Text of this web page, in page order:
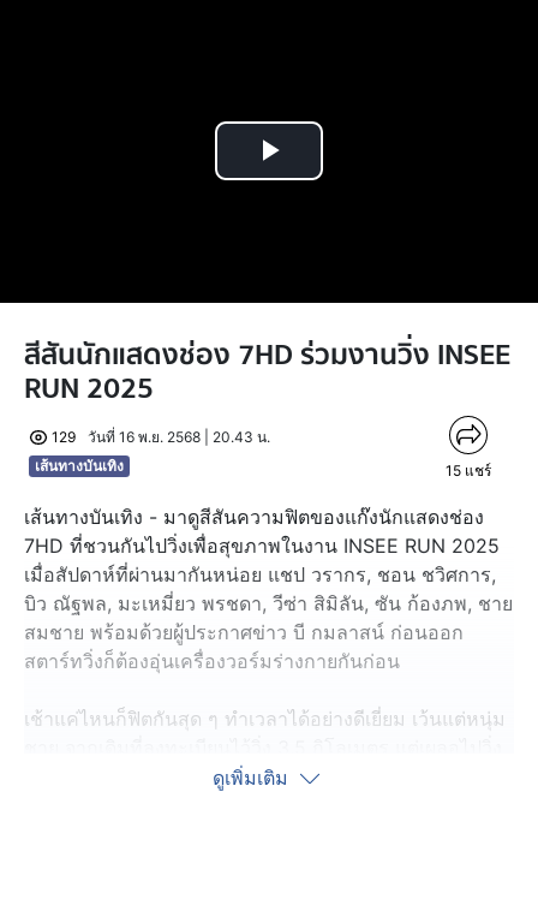
Play
สีสันนักแสดงช่อง 7HD ร่วมงานวิ่ง INSEE
RUN 2025
129
วันที่ 16 พ.ย. 2568 | 20.43 น.
เส้นทางบันเทิง
15 แชร์
เส้นทางบันเทิง - มาดูสีสันความฟิตของแก๊งนักแสดงช่อง
7HD ที่ชวนกันไปวิ่งเพื่อสุขภาพในงาน INSEE RUN 2025
เมื่อสัปดาห์ที่ผ่านมากันหน่อย แชป วรากร, ชอน ชวิศการ,
บิว ณัฐพล, มะเหมี่ยว พรชดา, วีซ่า สิมิลัน, ซัน ก้องภพ, ชาย
สมชาย พร้อมด้วยผู้ประกาศข่าว บี กมลาสน์ ก่อนออก
สตาร์ทวิ่งก็ต้องอุ่นเครื่องวอร์มร่างกายกันก่อน
เช้าแค่ไหนก็ฟิตกันสุด ๆ ทำเวลาได้อย่างดีเยี่ยม เว้นแต่หนุ่ม
เข้าเลน 5 กิโลเมตร เลยมาเป็นคนสุดท้ายเลย
ดูเพิ่มเติม